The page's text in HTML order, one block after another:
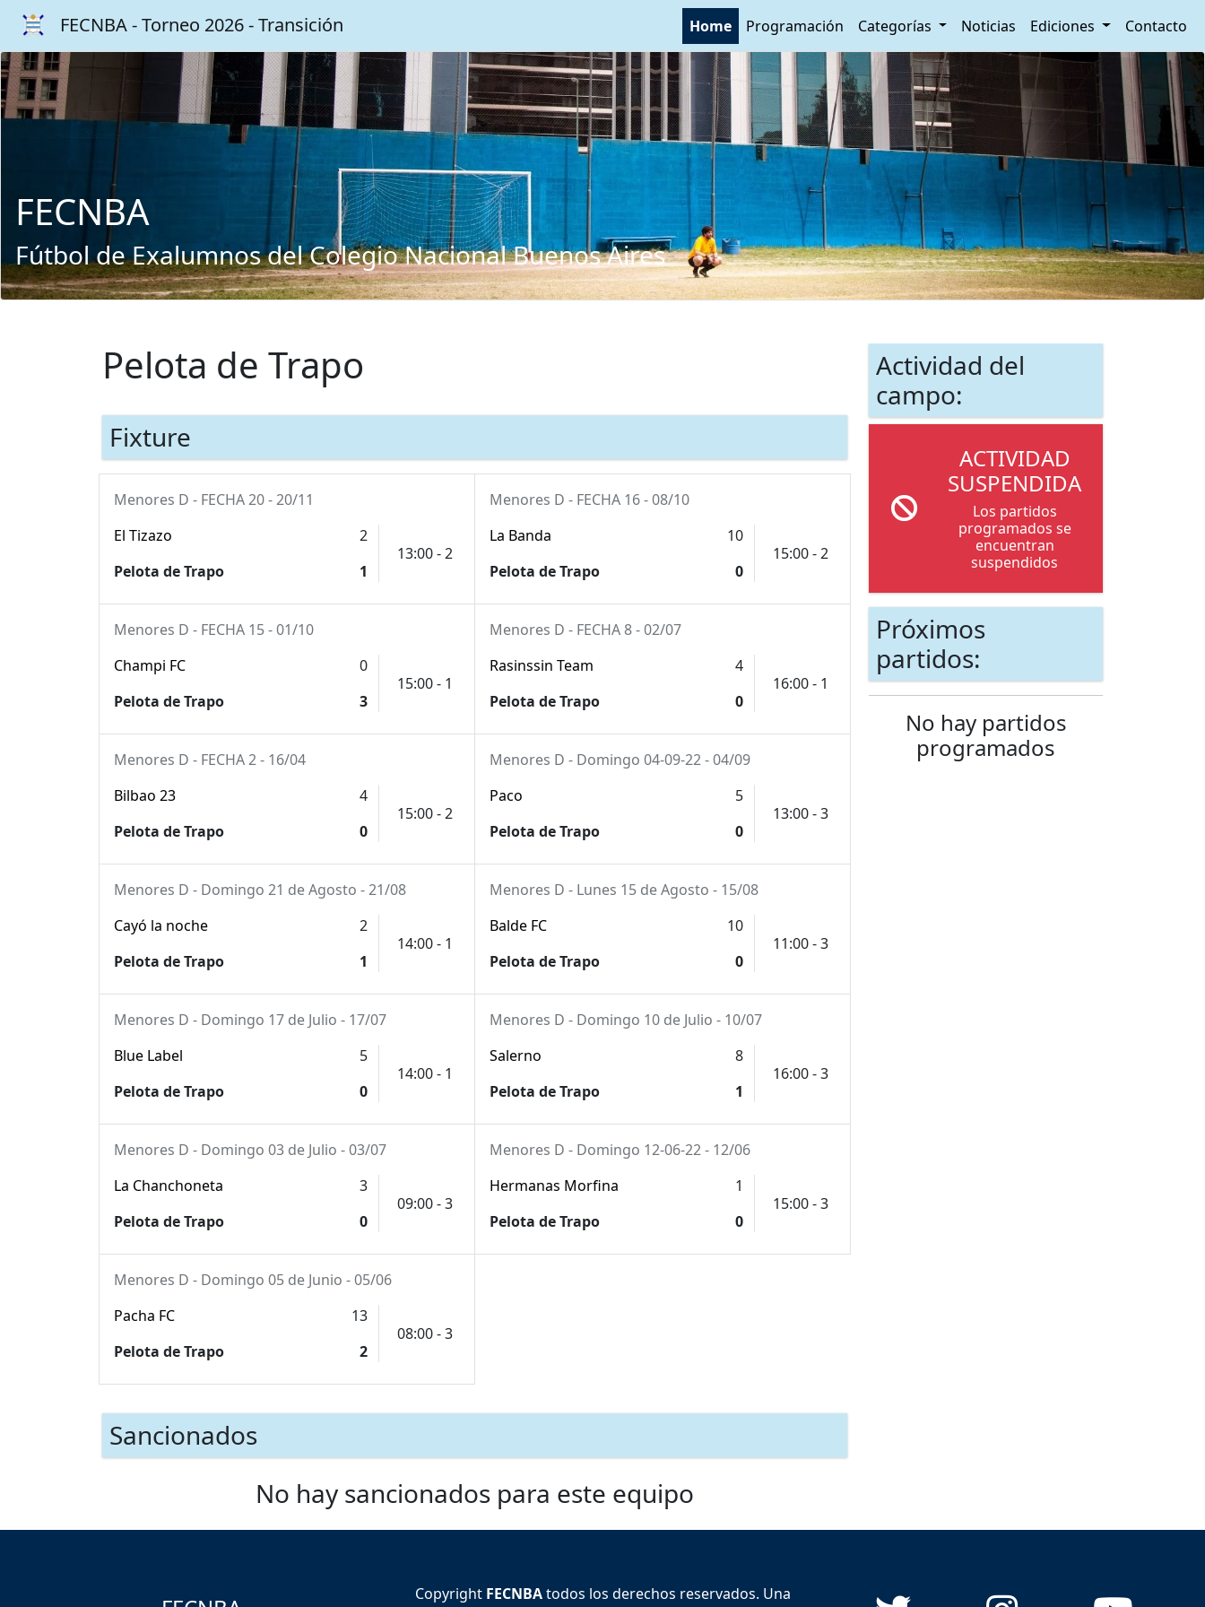
FECNBA - Torneo 2026 - Transición Home Programación Categorías Noticias Ediciones Contacto
FECNBA
Fútbol de Exalumnos del Colegio Nacional Buenos Aires
Pelota de Trapo
Fixture
Menores D - FECHA 20 - 20/11
El Tizazo
2
Pelota de Trapo
1
13:00 - 2
Menores D - FECHA 16 - 08/10
La Banda
10
Pelota de Trapo
0
15:00 - 2
Menores D - FECHA 15 - 01/10
Champi FC
0
Pelota de Trapo
3
15:00 - 1
Menores D - FECHA 8 - 02/07
Rasinssin Team
4
Pelota de Trapo
0
16:00 - 1
Menores D - FECHA 2 - 16/04
Bilbao 23
4
Pelota de Trapo
0
15:00 - 2
Menores D - Domingo 04-09-22 - 04/09
Paco
5
Pelota de Trapo
0
13:00 - 3
Menores D - Domingo 21 de Agosto - 21/08
Cayó la noche
2
Pelota de Trapo
1
14:00 - 1
Menores D - Lunes 15 de Agosto - 15/08
Balde FC
10
Pelota de Trapo
0
11:00 - 3
Menores D - Domingo 17 de Julio - 17/07
Blue Label
5
Pelota de Trapo
0
14:00 - 1
Menores D - Domingo 10 de Julio - 10/07
Salerno
8
Pelota de Trapo
1
16:00 - 3
Menores D - Domingo 03 de Julio - 03/07
La Chanchoneta
3
Pelota de Trapo
0
09:00 - 3
Menores D - Domingo 12-06-22 - 12/06
Hermanas Morfina
1
Pelota de Trapo
0
15:00 - 3
Menores D - Domingo 05 de Junio - 05/06
Pacha FC
13
Pelota de Trapo
2
08:00 - 3
Sancionados
No hay sancionados para este equipo
Actividad del
campo:
ACTIVIDAD
SUSPENDIDA
Los partidos
programados se
encuentran
suspendidos
Próximos
partidos:
No hay partidos
programados
Copyright FECNBAtodos los derechos reservados. Una